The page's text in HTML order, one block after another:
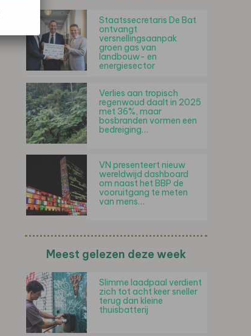
Staatssecretaris De Bat
ontvangt
versnellingsaanpak
groen gas van
landbouw- en
energiesector
Verlies aan tropisch
regenwoud daalt in 2025
met 36%, maar
bosbranden vormen een
bedreiging…
VN presenteert nieuw
wereldwijd dashboard
om naast het BBP de
vooruitgang te meten
van mens…
Meest gelezen deze week
Slimme laadpaal verdient
zich tot acht keer sneller
terug dan kleine
thuisbatterij